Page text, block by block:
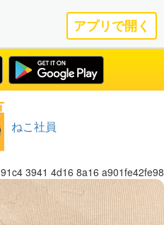
アプリで開く
ねこ社員